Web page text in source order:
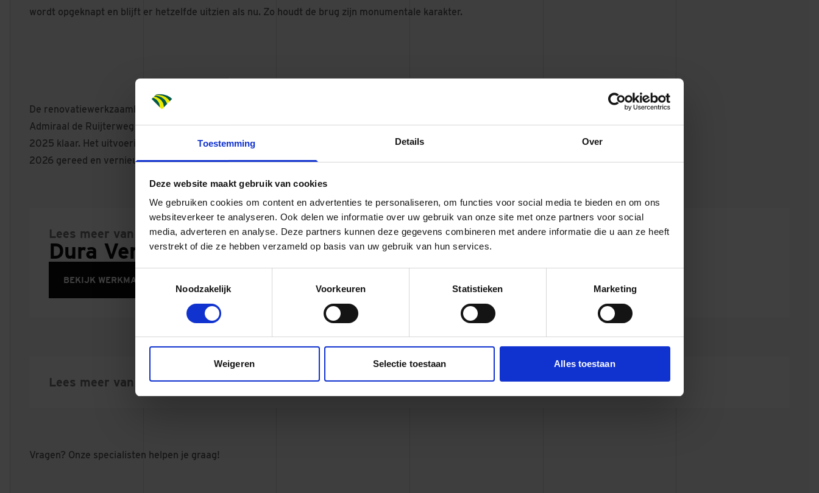
Toestemming Details Over
Deze website maakt gebruik van cookies
We gebruiken cookies om content en advertenties te personaliseren, om functies voor social media te bieden en om ons
websiteverkeer te analyseren. Ook delen we informatie over uw gebruik van onze site met onze partners voor social
media, adverteren en analyse. Deze partners kunnen deze gegevens combineren met andere informatie die u aan ze heeft
verstrekt of die ze hebben verzameld op basis van uw gebruik van hun services.
Noodzakelijk
Voorkeuren Statistieken Marketing
Weigeren Selectie toestaan Alles toestaan
wordt opgeknapt en blijft er hetzelfde uitzien als nu. Zo houdt de brug zijn monumentale karakter.
De renovatiewerkzaamheden aan de bruggen 135 en 167 zijn eind 2025 gereed. Het werk op de
Admiraal de Ruijterweg is gereed in de zomer van 2025 en op de De Clercqstraat zijn we eind
2025 klaar. Het uitvoeringscontract ‘Herinrichting kruispunt Marnixstraat-Rozengracht is begin
2026 gereed en vernieuwing brug 117’ zal in 2029 zijn afgerond.
Lees meer van
Dura Vermeer Infra Landelijke Projecten
BEKIJK WERKMAATSCHAPPIJ
Lees meer van
Vragen? Onze specialisten helpen je graag!